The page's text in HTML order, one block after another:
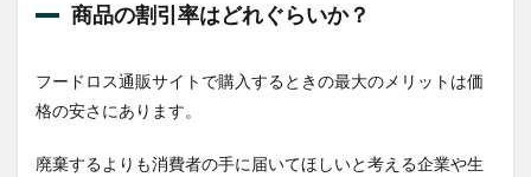
合わ
ト購
でき
か？
商品の割引率はどれぐらいか？
フードロス通販サイトで購入するときの最大のメリットは価
格の安さにあります。
廃棄するよりも消費者の手に届いてほしいと考える企業や生